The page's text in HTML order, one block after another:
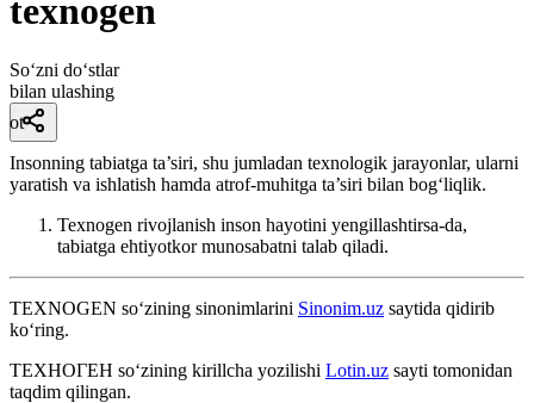
texnogen
So‘zni do‘stlar
bilan ulashing
ot
Insonning tabiatga ta’siri, shu jumladan texnologik jarayonlar, ularni
yaratish va ishlatish hamda atrof-muhitga ta’siri bilan bog‘liqlik.
Texnogen rivojlanish inson hayotini yengillashtirsa-da,
tabiatga ehtiyotkor munosabatni talab qiladi.
TEXNOGEN so‘zining sinonimlarini Sinonim.uz saytida qidirib
ko‘ring.
ТЕХНОГЕН so‘zining kirillcha yozilishi Lotin.uz sayti tomonidan
taqdim qilingan.